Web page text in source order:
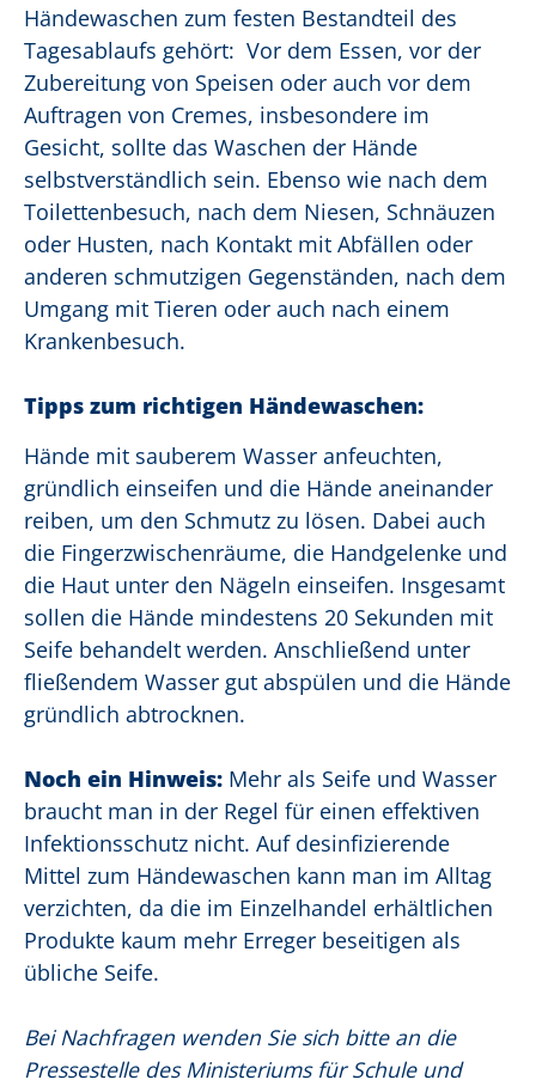
Händewaschen zum festen Bestandteil des
Tagesablaufs gehört: Vor dem Essen, vor der
Zubereitung von Speisen oder auch vor dem
Auftragen von Cremes, insbesondere im
Gesicht, sollte das Waschen der Hände
selbstverständlich sein. Ebenso wie nach dem
Toilettenbesuch, nach dem Niesen, Schnäuzen
oder Husten, nach Kontakt mit Abfällen oder
anderen schmutzigen Gegenständen, nach dem
Umgang mit Tieren oder auch nach einem
Krankenbesuch.
Tipps zum richtigen Händewaschen:
Hände mit sauberem Wasser anfeuchten,
gründlich einseifen und die Hände aneinander
reiben, um den Schmutz zu lösen. Dabei auch
die Fingerzwischenräume, die Handgelenke und
die Haut unter den Nägeln einseifen. Insgesamt
sollen die Hände mindestens 20 Sekunden mit
Seife behandelt werden. Anschließend unter
fließendem Wasser gut abspülen und die Hände
gründlich abtrocknen.
Noch ein Hinweis: Mehr als Seife und Wasser
braucht man in der Regel für einen effektiven
Infektionsschutz nicht. Auf desinfizierende
Mittel zum Händewaschen kann man im Alltag
verzichten, da die im Einzelhandel erhältlichen
Produkte kaum mehr Erreger beseitigen als
übliche Seife.
Bei Nachfragen wenden Sie sich bitte an die
Pressestelle des Ministeriums für Schule und